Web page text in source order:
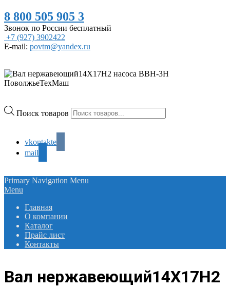
8 800 505 905 3
Звонок по России бесплатный
+7 (927) 3902422
E-mail: povtm@yandex.ru
Поиск товаров
vkontakte
mail
Primary Navigation Menu
Menu
Главная
О компании
Каталог
Прайс лист
Контакты
Вал нержавеющий14Х17Н2